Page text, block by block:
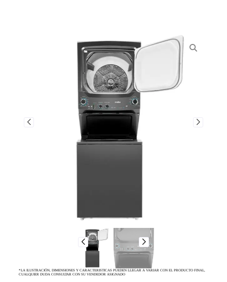
*LA ILUSTRACIÓN, DIMENSIONES Y CARACTERISTICAS PUEDEN LLEGAR A VARIAR CON EL PRODUCTO FINAL,
CUALQUIER DUDA CONSULTAR CON SU VENDEDOR ASIGNADO